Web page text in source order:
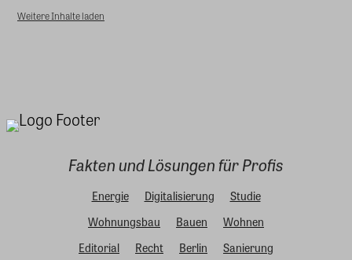
Weitere Inhalte laden
Fakten und Lösungen für Profis
Energie Digitalisierung
Studie
Wohnungsbau
Bauen
Wohnen
Editorial
Recht Berlin
Sanierung